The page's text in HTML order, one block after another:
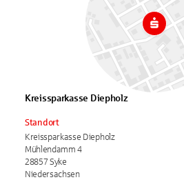
Kreissparkasse Diepholz
Standort
Kreissparkasse Diepholz
Mühlendamm 4
28857 Syke
Niedersachsen